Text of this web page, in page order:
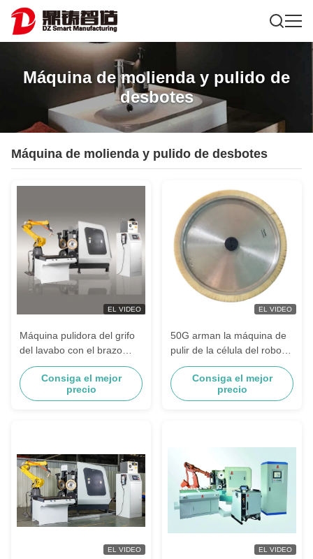
Máquina de molienda y pulido de
desbotes
Máquina de molienda y pulido de desbotes
EL VIDEO
Máquina pulidora del grifo
del lavabo con el brazo
robótico de FUNAC
Consiga el mejor
precio
EL VIDEO
50G arman la máquina de
pulir de la célula del robot
de la fuerza FANUC para el
pulido de los grifos
Consiga el mejor
precio
EL VIDEO EL VIDEO